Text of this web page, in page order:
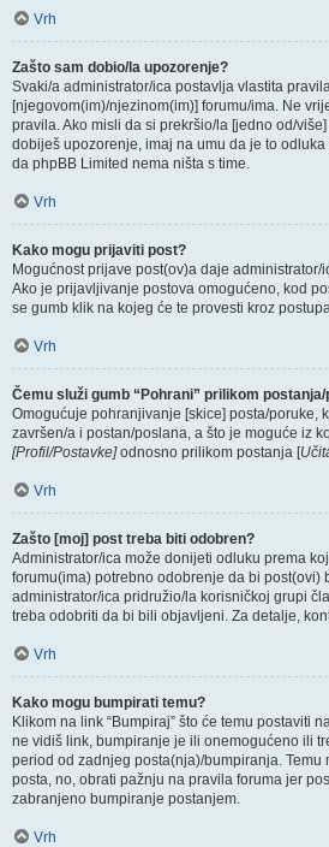
Vrh
Zašto sam dobio/la upozorenje?
Svaki/a administrator/ica postavlja vlastita
[njegovom(im)/njezinom(im)] forumu/ima. Ne
pravila. Ako misli da si prekršio/la [jedno od/
dobiješ upozorenje, imaj na umu da je to
da phpBB Limited nema ništa s time.
Vrh
Kako mogu prijaviti post?
Mogućnost prijave post(ov)a daje administrator/
Ako je prijavljivanje postova omogućeno, kod
se gumb klik na kojeg će te provesti kroz
Vrh
Čemu služi gumb “Pohrani” prilikom
Omogućuje pohranjivanje [skice] posta/poruke,
završen/a i postan/poslana, a što je moguće iz
[Profil/Postavke]odnosno prilikom postanja [
Vrh
Zašto [moj] post treba biti odobren?
Administrator/ica može donijeti odluku prema
forumu(ima) potrebno odobrenje da bi post(ovi)
administrator/ica pridružio/la korisničkoj grupi
treba odobriti da bi bili objavljeni. Za detalje,
Vrh
Kako mogu bumpirati temu?
Klikom na link “Bumpiraj” što će temu postaviti
ne vidiš link, bumpiranje je ili onemogućeno ili
period od zadnjeg posta(nja)/bumpiranja. Temu
posta, no, obrati pažnju na pravila foruma jer
zabranjeno bumpiranje postanjem.
Vrh